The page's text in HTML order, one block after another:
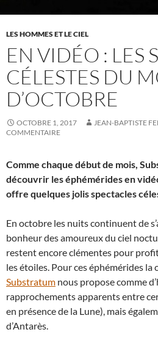
LES HOMMES ET LE CIEL
EN VIDÉO : LES
CÉLESTES DU
D’OCTOBRE
OCTOBRE 1, 2017 JEAN-BAPTISTE
COMMENTAIRE
Comme chaque début de mois,
découvrir les éphémérides en
offre quelques jolis spectacles
En octobre les nuits continuent de
bonheur des amoureux du ciel
restent encore clémentes pour
les étoiles. Pour ces éphémérides la
Substratum nous propose comme
rapprochements apparents entre
en présence de la Lune), mais
d’Antarès.